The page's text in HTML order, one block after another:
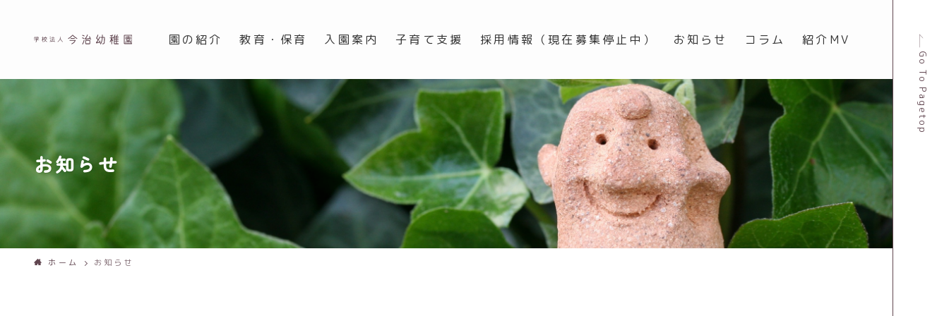
園の紹介 教育・保育 入園案内 子育て支援 採用情報（現在募集停止中） お知らせ コラム 紹介MV
お知らせ
ホーム お知らせ
Go To Pagetop